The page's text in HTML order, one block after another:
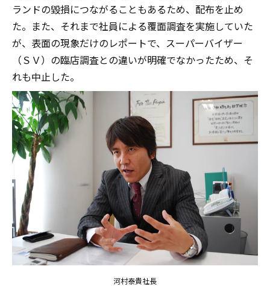
ランドの毀損につながることもあるため、配布を止め
た。また、それまで社員による覆面調査を実施していた
が、表面の現象だけのレポートで、スーパーバイザー
（ＳＶ）の臨店調査との違いが明確でなかったため、そ
れも中止した。
河村泰貴社長